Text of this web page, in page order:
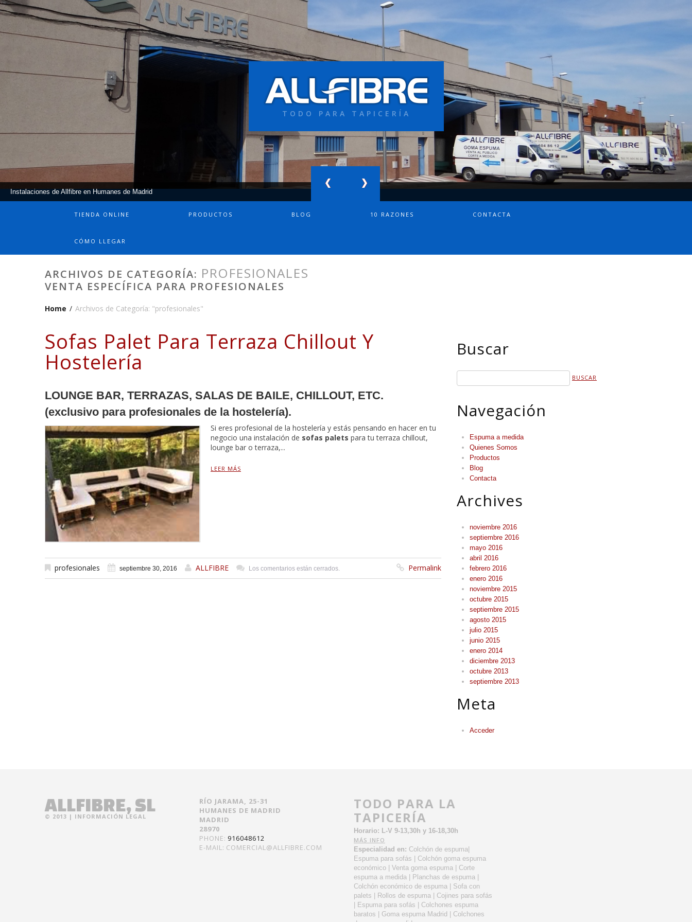
TODO PARA TAPICERÍA
Instalaciones de Allfibre en Humanes de Madrid
TIENDA ONLINE PRODUCTOS BLOG 10 RAZONES CONTACTA
CÓMO LLEGAR
ARCHIVOS DE CATEGORÍA: PROFESIONALES
VENTA ESPECÍFICA PARA PROFESIONALES
Home / Archivos de Categoría: "profesionales"
Sofas Palet Para Terraza Chillout Y
Hostelería
LOUNGE BAR, TERRAZAS, SALAS DE BAILE, CHILLOUT, ETC.
(exclusivo para profesionales de la hostelería).
Si eres profesional de la hostelería y estás pensando en hacer en tu
negocio una instalación de sofas palets para tu terraza chillout,
lounge bar o terraza,...
LEER MÁS
profesionales septiembre 30, 2016 ALLFIBRE Los comentarios están cerrados. Permalink
Buscar
Navegación
Espuma a medida
Quienes Somos
Productos
Blog
Contacta
Archives
noviembre 2016
septiembre 2016
mayo 2016
abril 2016
febrero 2016
enero 2016
noviembre 2015
octubre 2015
septiembre 2015
agosto 2015
julio 2015
junio 2015
enero 2014
diciembre 2013
octubre 2013
septiembre 2013
Meta
Acceder
ALLFIBRE, SL
© 2013 | INFORMACIÓN LEGAL
RÍO JARAMA, 25-31
HUMANES DE MADRID
MADRID
28970
PHONE: 916048612
E-MAIL: COMERCIAL@ALLFIBRE.COM
TODO PARA LA
TAPICERÍA
Horario: L-V 9-13,30h y 16-18,30h
MÁS INFO
Especialidad en: Colchón de espuma|
Espuma para sofás | Colchón goma espuma
económico | Venta goma espuma | Corte
espuma a medida | Planchas de espuma |
Colchón económico de espuma | Sofa con
palets | Rollos de espuma | Cojines para sofás
| Espuma para sofás | Colchones espuma
baratos | Goma espuma Madrid | Colchones